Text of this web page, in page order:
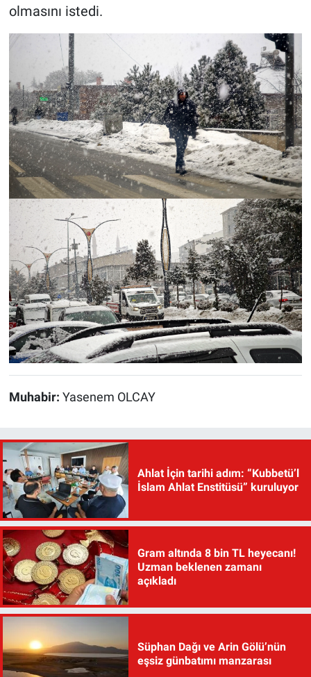
olmasını istedi.
Muhabir: Yasenem OLCAY
Ahlat İçin tarihi adım: “Kubbetü’l
İslam Ahlat Enstitüsü” kuruluyor
Gram altında 8 bin TL heyecanı!
Uzman beklenen zamanı
açıkladı
Süphan Dağı ve Arin Gölü’nün
eşsiz günbatımı manzarası